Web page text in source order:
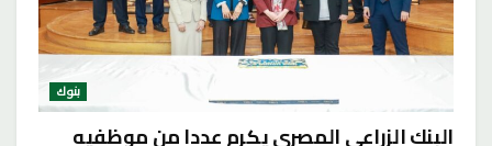
بنوك
البنك الزراعي المصري يكرم عددا من موظفيه